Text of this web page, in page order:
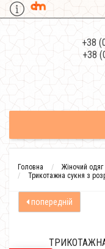
+38
+38
Головна Жіночий одяг
Трикотажна сукня з
попередній